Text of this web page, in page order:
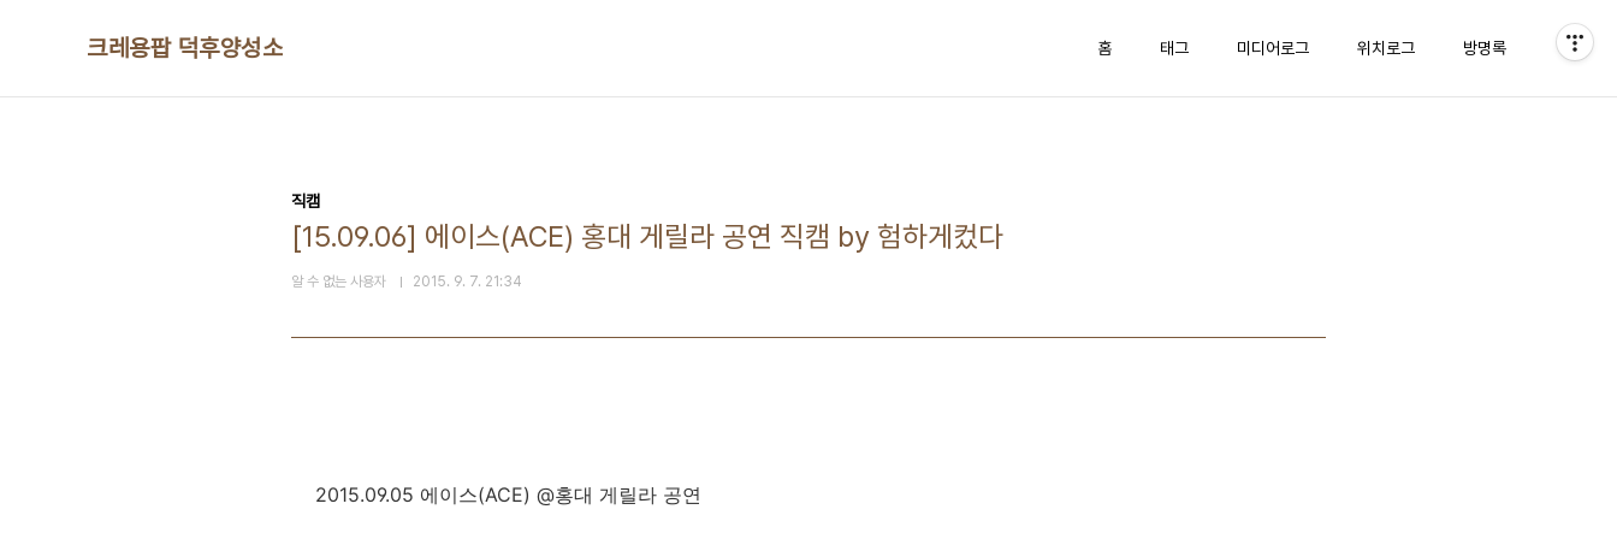
크레용팝 덕후양성소 홈 태그 미디어로그 위치로그 방명록
직캠
[15.09.06] 에이스(ACE) 홍대 게릴라 공연 직캠 by 험하게컸다
알 수 없는 사용자 2015. 9. 7. 21:34
2015.09.05 에이스(ACE) @홍대 게릴라 공연